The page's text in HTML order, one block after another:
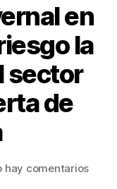
en
la
sector
de
hay comentariosen